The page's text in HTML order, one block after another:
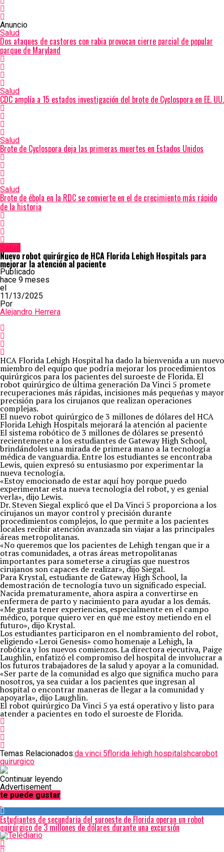
Anuncio
Salud
Dos ataques de castores con rabia provocan cierre parcial de popular
parque de Maryland
Salud
CDC amplía a 15 estados investigación del brote de Cyclospora en EE. UU.
Salud
Brote de Cyclospora deja las primeras muertes en Estados Unidos
Salud
Brote de ébola en la RDC se convierte en el de crecimiento más rápido
de la historia
Salud
Nuevo robot quirúrgico de HCA Florida Lehigh Hospitals para
mejorar la atención al paciente
Publicado
hace 9 meses
el
11/13/2025
Por
Alejandro Herrera
HCA Florida Lehigh Hospital ha dado la bienvenida a un nuevo
miembro del equipo que podría mejorar los procedimientos
quirúrgicos para los pacientes del suroeste de Florida. El
robot quirúrgico de última generación Da Vinci 5 promete
recuperaciones más rápidas, incisiones más pequeñas y mayor
precisión para los cirujanos que realizan operaciones
complejas.
El nuevo robot quirúrgico de 3 millones de dólares del HCA
Florida Lehigh Hospitals mejorará la atención al paciente
El sistema robótico de 3 millones de dólares se presentó
recientemente a los estudiantes de Gateway High School,
brindándoles una mirada de primera mano a la tecnología
médica de vanguardia. Entre los estudiantes se encontraba
Lewis, quien expresó su entusiasmo por experimentar la
nueva tecnología.
«Estoy emocionado de estar aquí hoy porque puedo
experimentar esta nueva tecnología del robot, y es genial
verla», dijo Lewis.
Dr. Steven Siegal explicó que el Da Vinci 5 proporciona a los
cirujanos un mayor control y precisión durante
procedimientos complejos, lo que permite a los pacientes
locales recibir atención avanzada sin viajar a las principales
áreas metropolitanas.
«No queremos que los pacientes de Lehigh tengan que ir a
otras comunidades, a otras áreas metropolitanas
importantes para someterse a cirugías que nuestros
cirujanos son capaces de realizar», dijo Siegal.
Para Krystal, estudiante de Gateway High School, la
demostración de tecnología tuvo un significado especial.
Nacida prematuramente, ahora aspira a convertirse en
enfermera de parto y nacimiento para ayudar a los demás.
«Me gusta tener experiencias, especialmente en el campo
médico, porque quiero ver en qué me estoy metiendo en el
futuro», dijo Krystal.
Los estudiantes participaron en el nombramiento del robot,
eligiendo «Leroi Genesis» como homenaje a Lehigh, la
robótica y los nuevos comienzos. La directora ejecutiva, Paige
Laughlin, enfatizó el compromiso del hospital de involucrar a
los futuros trabajadores de la salud y apoyar a la comunidad.
«Ser parte de la comunidad es algo que significa mucho para
nosotros, ya sea cuidar a los pacientes que ingresan al
hospital o encontrar maneras de llegar a la comunidad y
apoyarla», dijo Laughlin.
El robot quirúrgico Da Vinci 5 ya está operativo y listo para
atender a pacientes en todo el suroeste de Florida.
Temas Relacionados:da vinci 5florida lehigh hospitalshcarobot
quirurgico
Continuar leyendo
Advertisement
te puede gustar
Estudiantes de secundaria del suroeste de Florida operan un robot
quirúrgico de 3 millones de dólares durante una excursión